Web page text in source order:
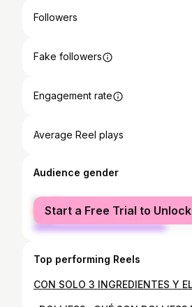
Followers
Fake followers
Engagement rate
Average Reel plays
Audience gender
female
male
Start a Free Trial to Unlock
Top performing Reels